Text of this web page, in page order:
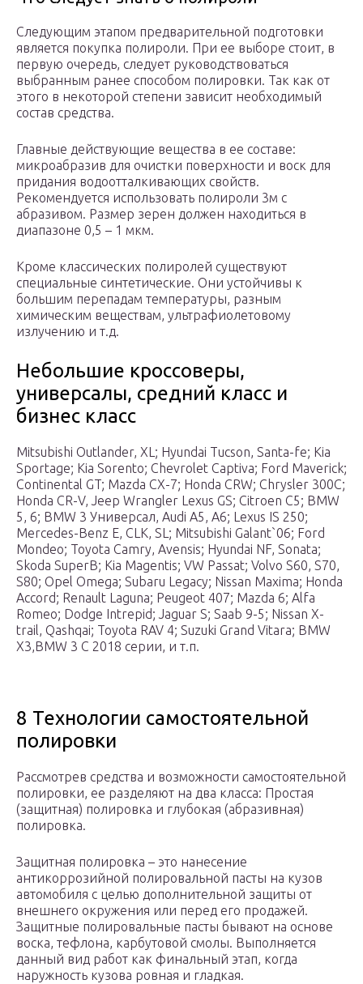
Следующим этапом предварительной подготовки
является покупка полироли. При ее выборе стоит, в
первую очередь, следует руководствоваться
выбранным ранее способом полировки. Так как от
этого в некоторой степени зависит необходимый
состав средства.
Главные действующие вещества в ее составе:
микроабразив для очистки поверхности и воск для
придания водоотталкивающих свойств.
Рекомендуется использовать полироли 3м с
абразивом. Размер зерен должен находиться в
диапазоне 0,5 – 1 мкм.
Кроме классических полиролей существуют
специальные синтетические. Они устойчивы к
большим перепадам температуры, разным
химическим веществам, ультрафиолетовому
излучению и т.д.
Небольшие кроссоверы,
универсалы, средний класс и
бизнес класс
Mitsubishi Outlander, XL; Hyundai Tucson, Santa-fe; Kia
Sportage; Kia Sorento; Chevrolet Captiva; Ford Maverick;
Continental GT; Mazda CX-7; Honda CRW; Chrysler 300C;
Honda CR-V, Jeep Wrangler Lexus GS; Citroen C5; BMW
5, 6; BMW 3 Универсал, Audi A5, A6; Lexus IS 250;
Mercedes-Benz E, CLK, SL; Mitsubishi Galant`06; Ford
Mondeo; Toyota Camry, Avensis; Hyundai NF, Sonata;
Skoda SuperB; Kia Magentis; VW Passat; Volvo S60, S70,
S80; Opel Omega; Subaru Legacy; Nissan Maxima; Honda
Accord; Renault Laguna; Peugeot 407; Mazda 6; Alfa
Romeo; Dodge Intrepid; Jaguar S; Saab 9-5; Nissan X-
trail, Qashqai; Toyota RAV 4; Suzuki Grand Vitara; BMW
X3,BMW 3 C 2018 серии, и т.п.
8 Технологии самостоятельной
полировки
Рассмотрев средства и возможности самостоятельной
полировки, ее разделяют на два класса: Простая
(защитная) полировка и глубокая (абразивная)
полировка.
Защитная полировка – это нанесение
антикоррозийной полировальной пасты на кузов
автомобиля с целью дополнительной защиты от
внешнего окружения или перед его продажей.
Защитные полировальные пасты бывают на основе
воска, тефлона, карбутовой смолы. Выполняется
данный вид работ как финальный этап, когда
наружность кузова ровная и гладкая.